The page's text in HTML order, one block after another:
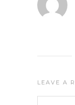
LEAVE A